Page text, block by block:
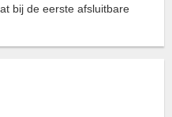
bij de eerste afsluitbare